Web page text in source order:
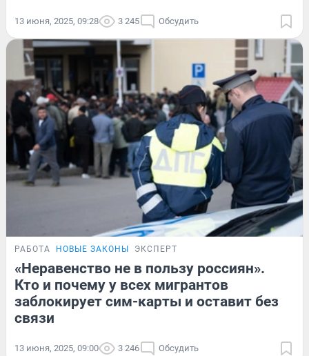
13 июня, 2025, 09:28 3 245 Обсудить
РАБОТА НОВЫЕ ЗАКОНЫ ЭКСПЕРТ
«Неравенство не в пользу россиян».
Кто и почему у всех мигрантов
заблокирует сим-карты и оставит без
связи
13 июня, 2025, 09:00 3 246 Обсудить